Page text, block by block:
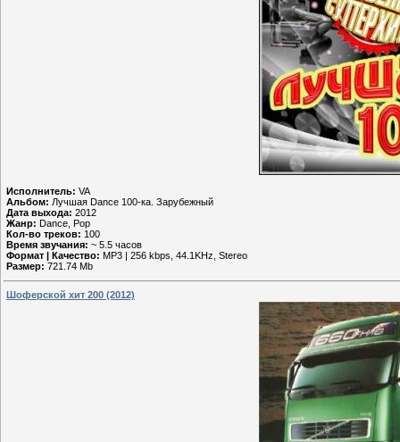
Исполнитель: VA
Альбом: Лучшая Dance 100-ка. Зарубежный
Дата выхода: 2012
Жанр: Dance, Pop
Кол-во треков: 100
Время звучания: ~ 5.5 часов
Формат | Качество: MP3 | 256 kbps, 44.1KHz, Stereo
Размер: 721.74 Mb
Шоферской хит 200 (2012)